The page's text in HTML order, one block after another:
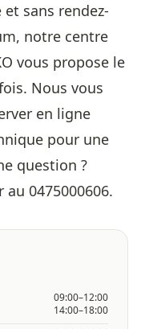
et sans rendez-
notre centre
vous propose le
Nous vous
en ligne
pour une
question ?
0475000606.
09:00–12:00
14:00–18:00